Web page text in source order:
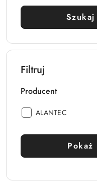
Szukaj
Filtruj
Producent
Producent:
ALANTEC
Pokaż